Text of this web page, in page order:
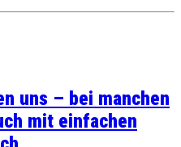
uns – bei manchen
mit einfachen